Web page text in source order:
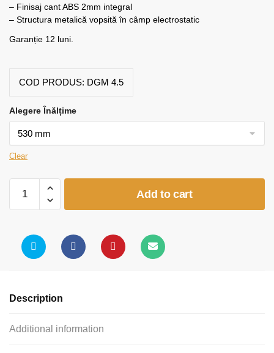
– Finisaj cant ABS 2mm integral
– Structura metalică vopsită în câmp electrostatic
Garanție 12 luni.
COD PRODUS: DGM 4.5
Alegere Înălțime
Clear
grădiniță
quantity
Add to cart
Description
Additional information